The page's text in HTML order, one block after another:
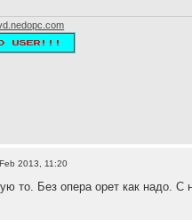
2013, 11:20
то. Без опера орет как надо.